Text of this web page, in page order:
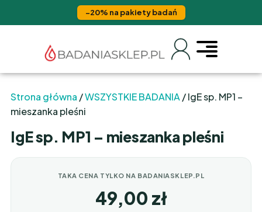
−20% na pakiety badań
Strona główna /WSZYSTKIE BADANIA / IgE sp. MP1 –
mieszanka pleśni
IgE sp. MP1 – mieszanka pleśni
TAKA CENA TYLKO NA BADANIASKLEP.PL
49,00 zł